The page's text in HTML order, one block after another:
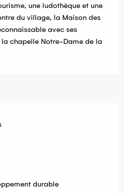
une ludothèque et une
du village, la Maison des
avec ses
chapelle Notre-Dame de la
durable